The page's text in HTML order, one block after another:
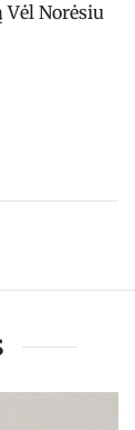
Norėsiu